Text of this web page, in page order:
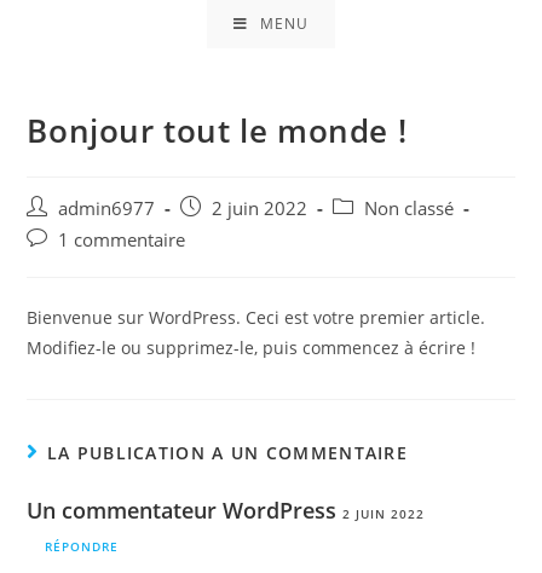
MENU
Bonjour tout le monde !
admin6977 2 juin 2022
Non classé
1 commentaire
Bienvenue sur WordPress. Ceci est votre premier article.
Modifiez-le ou supprimez-le, puis commencez à écrire !
LA PUBLICATION A UN COMMENTAIRE
Un commentateur WordPress 2 JUIN 2022
RÉPONDRE